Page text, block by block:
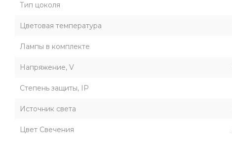
Тип цоколя
Цветовая температура
Лампы в комплекте
Напряжение, V
Степень защиты, IP
Источник света
Цвет Свечения